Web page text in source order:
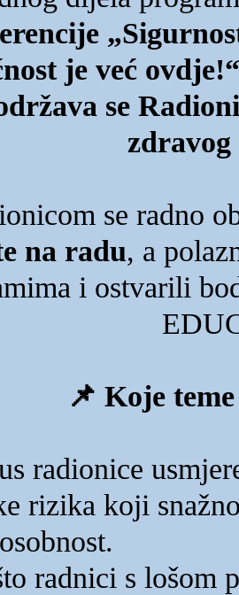
je već
se
se radno
na radu, a
i ostvarili
📌 Koje
radionice
rizika koji
radnici s lošom